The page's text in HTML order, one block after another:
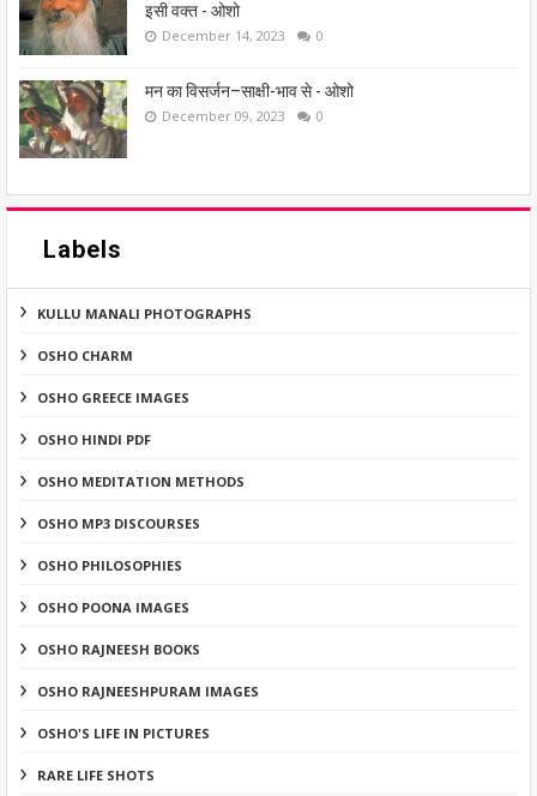
इसी वक्त - ओशो
December 14, 2023 0
मन का विसर्जन–साक्षी-भाव से - ओशो
December 09, 2023 0
Labels
KULLU MANALI PHOTOGRAPHS
OSHO CHARM
OSHO GREECE IMAGES
OSHO HINDI PDF
OSHO MEDITATION METHODS
OSHO MP3 DISCOURSES
OSHO PHILOSOPHIES
OSHO POONA IMAGES
OSHO RAJNEESH BOOKS
OSHO RAJNEESHPURAM IMAGES
OSHO'S LIFE IN PICTURES
RARE LIFE SHOTS